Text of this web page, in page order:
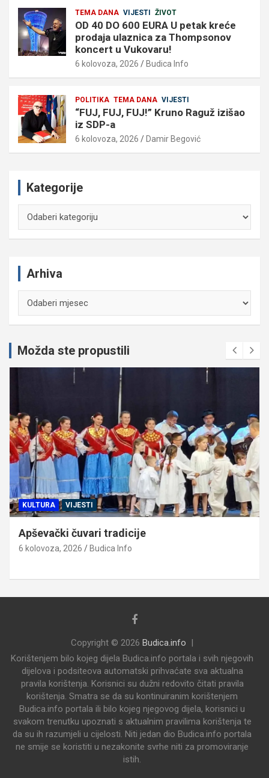
TEMA DANA VIJESTI ŽIVOT
OD 40 DO 600 EURA U petak kreće
prodaja ulaznica za Thompsonov
koncert u Vukovaru!
6 kolovoza, 2026 Budica Info
POLITIKA TEMA DANA VIJESTI
“FUJ, FUJ, FUJ!” Kruno Raguž izišao
iz SDP-a
6 kolovoza, 2026 Damir Begović
Kategorije
Arhiva
Možda ste propustili
KULTURA VIJESTI
Apševački čuvari tradicije
6 kolovoza, 2026 Budica Info
Copyright © 2026 Budica.info
Korištenjem bilo kojeg dijela Budica.info portala i svih njegovih
dijelova i podsiteova automatski prihvaćate sva aktualna
pravila korištenja. Korisnici su dužni redovito čitati pravila
korištenja. Smatra se da su kontinuiranim korištenjem
Budica.info portala ili bilo kojeg njegovog dijela, korisnici u
svakom trenutku upoznati s aktualnim pravilima korištenja te
da su ih razumjeli u cijelosti. Niti jedan dio Budica.info portala
ne smije se koristiti u nezakonite svrhe niti za promoviranje
istih.